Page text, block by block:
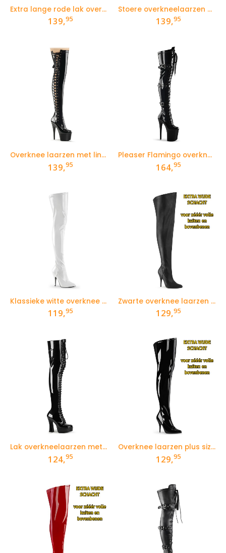
Extra lange rode lak overkneelaarzen met hoge hak en plateau
139,95
Stoere overkneelaarzen met brede hak en ronde neus
139,95
Overknee laarzen met lintveters aan de zijkant en hoge plateau
139,95
Pleaser Flamingo overknee laarzen met veters en gespen
164,95
Klassieke witte overknee laarzen met naaldhak
119,95
Zwarte overknee laarzen voor curvy dames | Queen Size laarzen
129,95
Lak overkneelaarzen met veters voor en brede hak
124,95
Overknee laarzen plus size voor curvy dames in zwart lak
129,95